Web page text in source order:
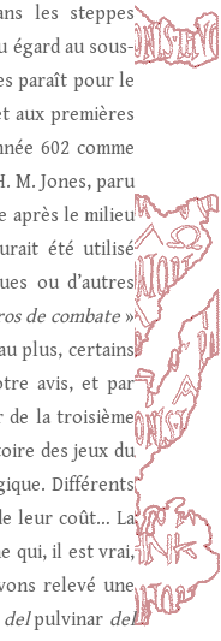
les steppes
égard au sous-
paraît pour le
aux premières
602 comme
M. Jones, paru
après le milieu
été utilisé
ou d’autres
de combate»
plus, certains
avis, et par
de la troisième
des jeux du
Différents
leur coût… La
qui, il est vrai,
relevé une
pulvinar del